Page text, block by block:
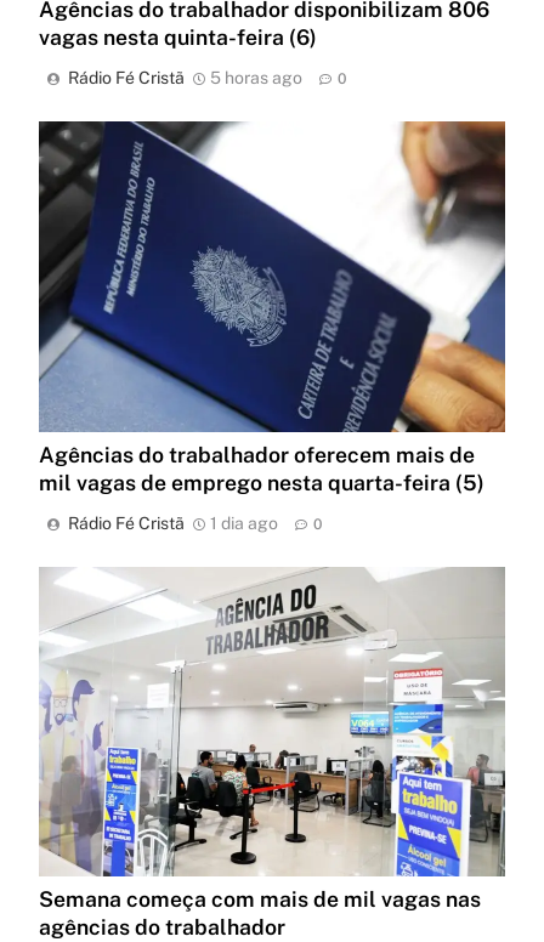
Agências do trabalhador disponibilizam 806
vagas nesta quinta-feira (6)
Rádio Fé Cristã 5 horas ago 0
Agências do trabalhador oferecem mais de
mil vagas de emprego nesta quarta-feira (5)
Rádio Fé Cristã 1 dia ago 0
Semana começa com mais de mil vagas nas
agências do trabalhador